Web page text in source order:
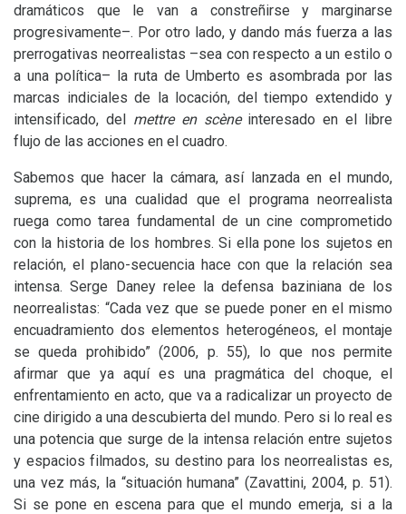
dramáticos que le van a constreñirse y marginarse
progresivamente–. Por otro lado, y dando más fuerza a las
prerrogativas neorrealistas –sea con respecto a un estilo o
a una política– la ruta de Umberto es asombrada por las
marcas indiciales de la locación, del tiempo extendido y
intensificado, del mettre en scèneinteresado en el libre
flujo de las acciones en el cuadro.
Sabemos que hacer la cámara, así lanzada en el mundo,
suprema, es una cualidad que el programa neorrealista
ruega como tarea fundamental de un cine comprometido
con la historia de los hombres. Si ella pone los sujetos en
relación, el plano-secuencia hace con que la relación sea
intensa. Serge Daney relee la defensa baziniana de los
neorrealistas: “Cada vez que se puede poner en el mismo
encuadramiento dos elementos heterogéneos, el montaje
se queda prohibido” (2006, p. 55), lo que nos permite
afirmar que ya aquí es una pragmática del choque, el
enfrentamiento en acto, que va a radicalizar un proyecto de
cine dirigido a una descubierta del mundo. Pero si lo real es
una potencia que surge de la intensa relación entre sujetos
y espacios filmados, su destino para los neorrealistas es,
una vez más, la “situación humana” (Zavattini, 2004, p. 51).
Si se pone en escena para que el mundo emerja, si a la